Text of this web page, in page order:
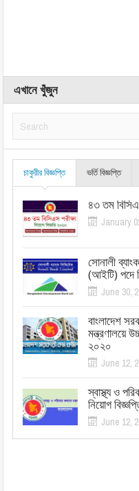
এখানে খুঁজুন
চাকুরীর বিজ্ঞপ্তি ভর্তি বিজ্ঞপ্তি
৪৩ তম
January
সোনালী
(আইটি) পদে
June 30,
বাংলাদেশ
মন্ত্রণালয়ে
২০২০
June 12,
স্বাস্থ্য ও
নিয়োগ
June 12,